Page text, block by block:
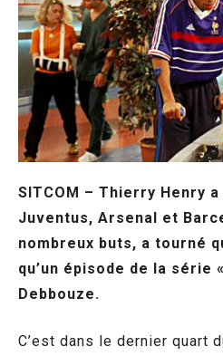
SITCOM – Thierry Henry
Juventus, Arsenal et
nombreux buts, a tourné
qu’un épisode de la série
Debbouze.
C’est dans le dernier quart